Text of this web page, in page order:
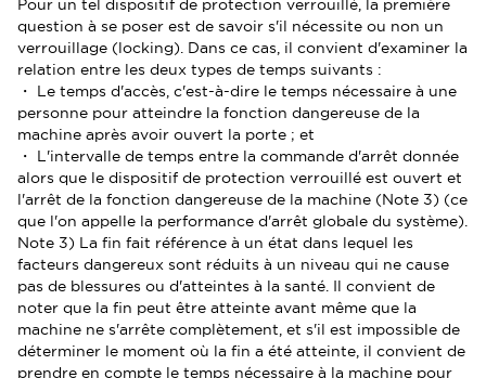
Pour un tel dispositif de protection verrouillé, la première
question à se poser est de savoir s'il nécessite ou non un
verrouillage (locking). Dans ce cas, il convient d'examiner la
relation entre les deux types de temps suivants :
・ Le temps d'accès, c'est-à-dire le temps nécessaire à une
personne pour atteindre la fonction dangereuse de la
machine après avoir ouvert la porte ; et
・ L'intervalle de temps entre la commande d'arrêt donnée
alors que le dispositif de protection verrouillé est ouvert et
l'arrêt de la fonction dangereuse de la machine (Note 3) (ce
que l'on appelle la performance d'arrêt globale du système).
Note 3) La fin fait référence à un état dans lequel les
facteurs dangereux sont réduits à un niveau qui ne cause
pas de blessures ou d'atteintes à la santé. Il convient de
noter que la fin peut être atteinte avant même que la
machine ne s'arrête complètement, et s'il est impossible de
déterminer le moment où la fin a été atteinte, il convient de
prendre en compte le temps nécessaire à la machine pour